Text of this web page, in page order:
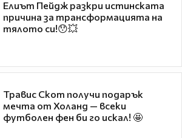
Елиът Пейдж разкри истинската
причина за трансформацията на
тялото си!😯💥
Травис Скот получи подарък
мечта от Холанд — всеки
футболен фен би го искал! 🤩